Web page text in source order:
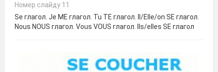
Номер слайду 11
Se глагол. Je ME глагол. Tu TE глагол. Il/Elle/on SE глагол.
Nous NOUS глагол. Vous VOUS глагол. Ils/elles SE глагол